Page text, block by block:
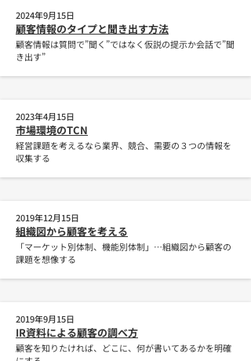
2024年9月15日
顧客情報のタイプと聞き出す方法
顧客情報は質問で”聞く”ではなく仮説の提示か会話で”聞
き出す”
2023年4月15日
市場環境のTCN
経営課題を考えるなら業界、競合、需要の３つの情報を
収集する
2019年12月15日
組織図から顧客を考える
「マーケット別体制、機能別体制」…組織図から顧客の
課題を想像する
2019年9月15日
IR資料による顧客の調べ方
顧客を知りたければ、どこに、何が書いてあるかを明確